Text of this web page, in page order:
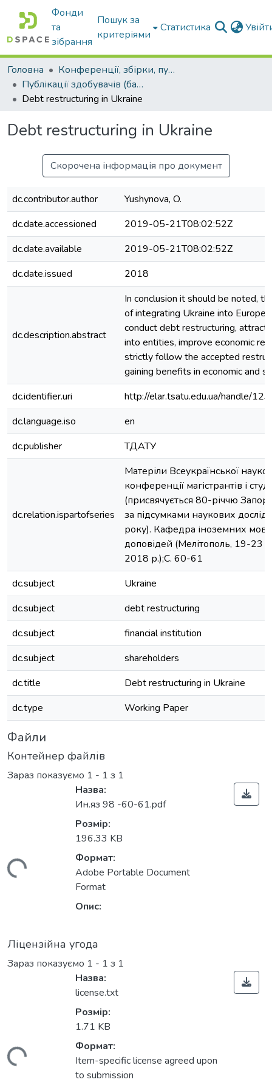
Фонди
та
зібрання
Пошук за
критеріями
Статистика
Головна
Конференції, збірки, публікації молодих вчених і здобувачів : магістрів, бакалаврів, аспірантів.
Публікації здобувачів (бакалаврів. магістрів, аспірантів)
Debt restructuring in Ukraine
Debt restructuring in Ukraine
Скорочена інформація про документ
dc.contributor.author
Yushynova, O.
dc.date.accessioned
2019-05-21T08:02:52Z
dc.date.available
2019-05-21T08:02:52Z
dc.date.issued
2018
dc.description.abstract
In conclusion it should be noted,
of integrating Ukraine into Europe
conduct debt restructuring, attract
into entities, improve economic
strictly follow the accepted
gaining benefits in economic and
dc.identifier.uri
http://elar.tsatu.edu.ua/handle/
dc.language.iso
en
dc.publisher
ТДАТУ
dc.relation.ispartofseries
Матеріли Всеукраїнської
конференції магістрантів і
(присвячується 80-річчю
за підсумками наукових
року). Кафедра іноземних мов:
доповідей (Мелітополь, 19-23
2018 р.);С. 60-61
dc.subject
Ukraine
dc.subject
debt restructuring
dc.subject
financial institution
dc.subject
shareholders
dc.title
Debt restructuring in Ukraine
dc.type
Working Paper
Файли
Контейнер файлів
Зараз показуємо 1 - 1 з 1
Назва:
Ин.яз 98 -60-61.pdf
Розмір:
196.33 KB
Формат:
Adobe Portable Document
Format
Опис:
Ліцензійна угода
Зараз показуємо 1 - 1 з 1
Назва:
license.txt
Розмір:
1.71 KB
Формат:
Item-specific license agreed upon
to submission